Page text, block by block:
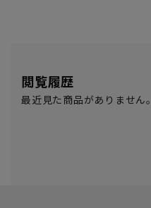
閲覧履歴
最近見た商品がありません。